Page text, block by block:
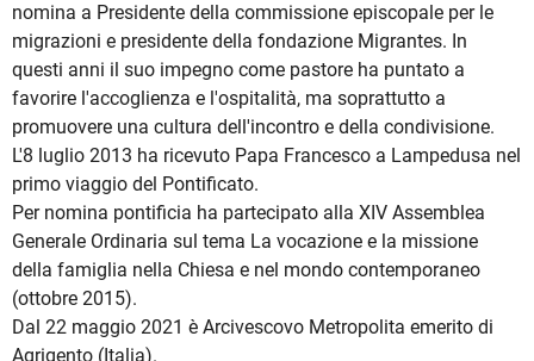
nomina a Presidente della commissione episcopale per le
migrazioni e presidente della fondazione Migrantes. In
questi anni il suo impegno come pastore ha puntato a
favorire l'accoglienza e l'ospitalità, ma soprattutto a
promuovere una cultura dell'incontro e della condivisione.
L'8 luglio 2013 ha ricevuto Papa Francesco a Lampedusa nel
primo viaggio del Pontificato.
Per nomina pontificia ha partecipato alla XIV Assemblea
Generale Ordinaria sul tema La vocazione e la missione
della famiglia nella Chiesa e nel mondo contemporaneo
(ottobre 2015).
Dal 22 maggio 2021 è Arcivescovo Metropolita emerito di
Agrigento (Italia).